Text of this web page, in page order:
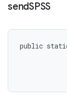
sendSPSS
public static